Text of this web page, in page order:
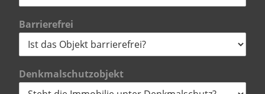
Barrierefrei
Denkmalschutzobjekt